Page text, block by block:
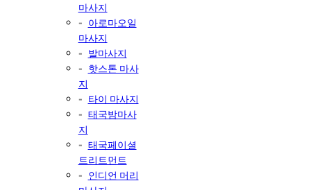
마사지
아로마오일
마사지
발마사지
핫스톤 마사
지
타이 마사지
태국밤마사
지
태국페이셜
트리트먼트
인디언 머리